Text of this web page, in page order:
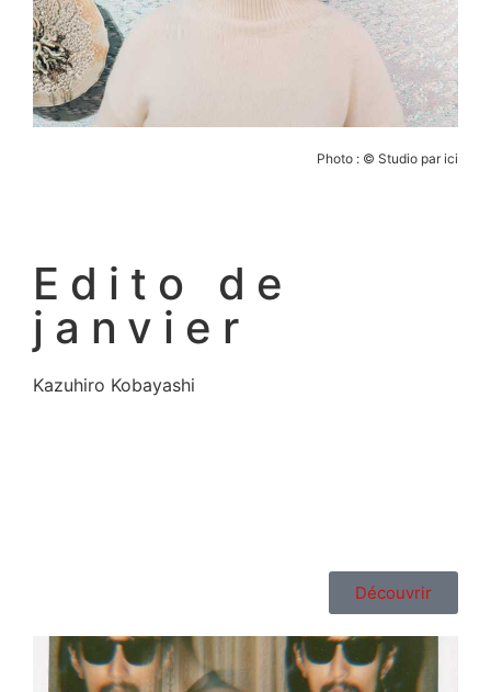
Photo : © Studio par ici
Edito de
janvier
Kazuhiro Kobayashi
Découvrir